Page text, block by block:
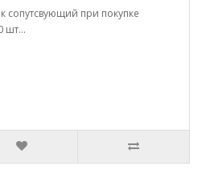
сопутсвующий при покупке
шт...